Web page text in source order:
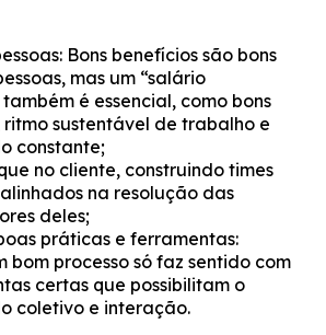
: Bons benefícios são bons
mas um “salário
é essencial, como bons
sustentável de trabalho e
constante;
no cliente, construindo times
na resolução das
deles;
práticas e ferramentas:
bom processo só faz sentido com
certas que possibilitam o
coletivo e interação.